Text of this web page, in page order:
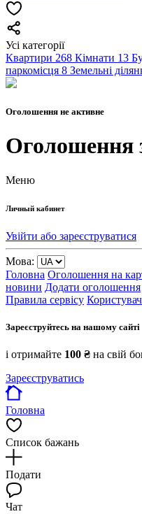
Усі категорії
Квартири 268 Кімнати 13
паркомісця 8 Земельні
Оголошення не активне
Оголошення з
Меню
Личный кабинет
Увійти або зареєструватися
Мова:
Головна Оголошення на
новини Додати оголошення
Правила сервісу
Зареєструйтесь на нашому сайті
і отримайте 100 ₴ на свій
Зареєструватись
Головна
Список бажань
Подати
Чат